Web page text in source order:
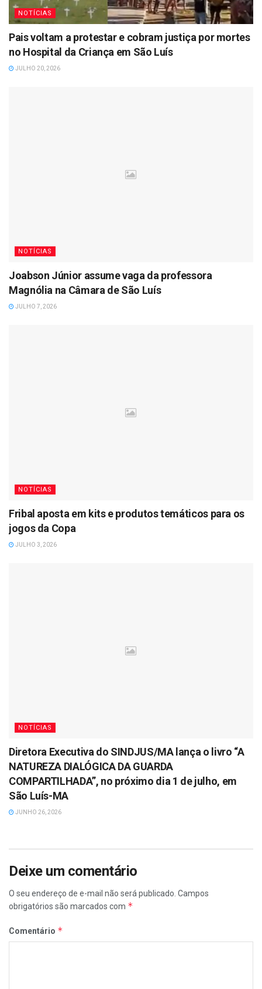
NOTÍCIAS
Pais voltam a protestar e cobram justiça por mortes
no Hospital da Criança em São Luís
JULHO 20, 2026
NOTÍCIAS
Joabson Júnior assume vaga da professora
Magnólia na Câmara de São Luís
JULHO 7, 2026
NOTÍCIAS
Fribal aposta em kits e produtos temáticos para os
jogos da Copa
JULHO 3, 2026
NOTÍCIAS
Diretora Executiva do SINDJUS/MA lança o livro “A
NATUREZA DIALÓGICA DA GUARDA
COMPARTILHADA”, no próximo dia 1 de julho, em
São Luís-MA
JUNHO 26, 2026
Deixe um comentário
O seu endereço de e-mail não será publicado. Campos
obrigatórios são marcados com *
Comentário *